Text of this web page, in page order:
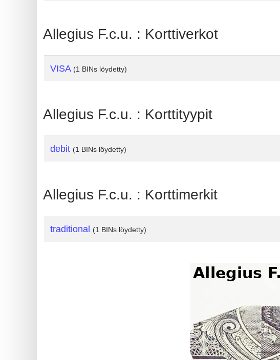
Service
What
IP
Address
?
IP
BIN
Allegius F.c.u. : Korttiverkot
VISA (1 BINs löydetty)
Allegius F.c.u. : Korttityypit
debit (1 BINs löydetty)
Allegius F.c.u. : Korttimerkit
traditional (1 BINs löydetty)